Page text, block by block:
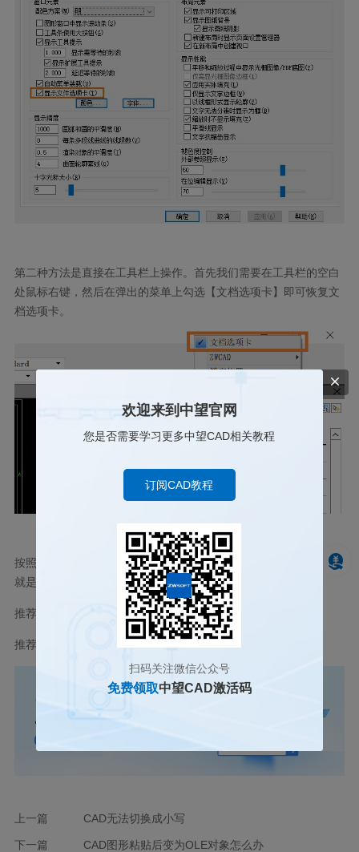
第二种方法是直接在工具栏上操作。首先我们需要在工具栏的空白
处鼠标右键，然后在弹出的菜单上勾选【文档选项卡】即可恢复文
档选项卡。
按照上述步骤操作，我们就可以在CAD中调出文档选项卡啦，以上
就是本篇文章的全部内容，希望对你有所帮助。
推荐阅读： CAD的增强属性编辑器中修改块属性的方法
推荐阅读：
上一篇 CAD无法切换成小写
下一篇 CAD图形粘贴后变为OLE对象怎么办
欢迎来到中望官网
您是否需要学习更多中望CAD相关教程
订阅CAD教程
扫码关注微信公众号
免费领取中望CAD激活码